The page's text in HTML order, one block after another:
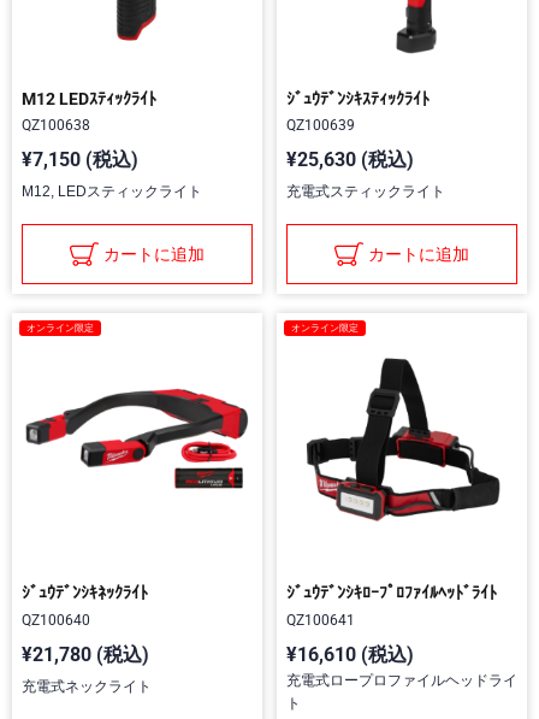
M12 LEDｽﾃｨｯｸﾗｲﾄ
QZ100638
¥7,150 (税込)
M12, LEDスティックライト
カートに追加
ｼﾞｭｳﾃﾞﾝｼｷｽﾃｨｯｸﾗｲﾄ
QZ100639
¥25,630 (税込)
充電式スティックライト
カートに追加
オンライン限定
ｼﾞｭｳﾃﾞﾝｼｷﾈｯｸﾗｲﾄ
QZ100640
¥21,780 (税込)
充電式ネックライト
オンライン限定
ｼﾞｭｳﾃﾞﾝｼｷﾛｰﾌﾟﾛﾌｧｲﾙﾍｯﾄﾞﾗｲﾄ
QZ100641
¥16,610 (税込)
充電式ロープロファイルヘッドライ
ト